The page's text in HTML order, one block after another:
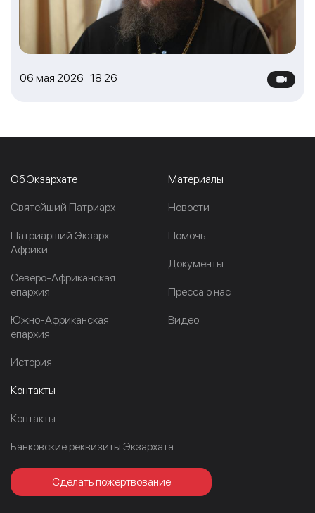
06 мая 2026 18:26
Об Экзархате
Cвятейший Патриарх
Патриарший Экзарх
Африки
Северо-Африканская
епархия
Южно-Африканская
епархия
История
Материалы
Новости
Помочь
Документы
Пресса о нас
Видео
Контакты
Контакты
Банковские реквизиты Экзархата
Сделать пожертвование